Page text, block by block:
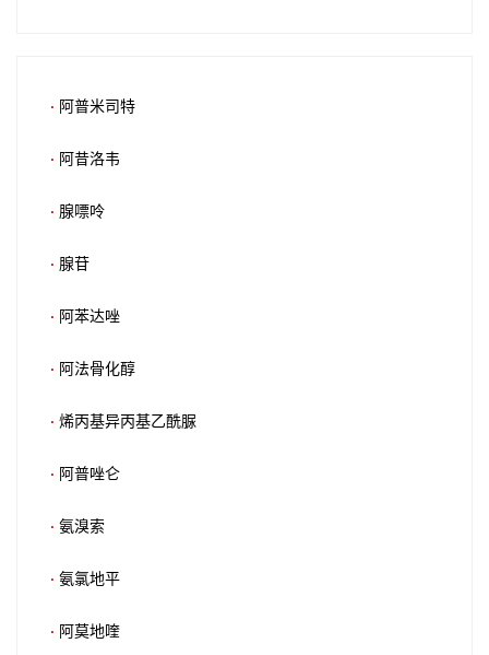
· 阿普米司特
· 阿昔洛韦
· 腺嘌呤
· 腺苷
· 阿苯达唑
· 阿法骨化醇
· 烯丙基异丙基乙酰脲
· 阿普唑仑
· 氨溴索
· 氨氯地平
· 阿莫地喹